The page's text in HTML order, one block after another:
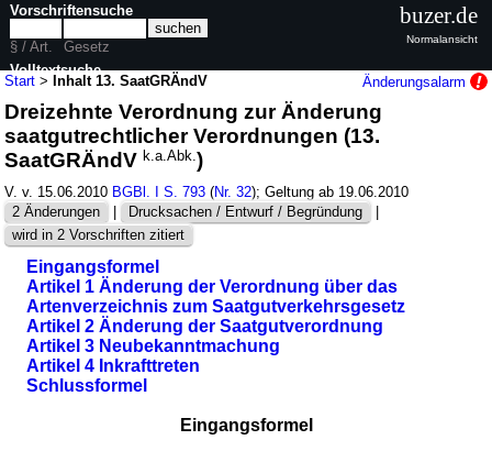
Start >Inhalt 13. SaatGRÄndV Änderungsalarm
Dreizehnte Verordnung zur Änderung
saatgutrechtlicher Verordnungen (13.
SaatGRÄndVk.a.Abk.)
V. v. 15.06.2010 BGBl. I S. 793 (Nr. 32); Geltung ab 19.06.2010
2 Änderungen
| Drucksachen / Entwurf / Begründung
|
wird in 2 Vorschriften zitiert
Eingangsformel
Artikel 1 Änderung der Verordnung über das
Artenverzeichnis zum Saatgutverkehrsgesetz
Artikel 2 Änderung der Saatgutverordnung
Artikel 3 Neubekanntmachung
Artikel 4 Inkrafttreten
Schlussformel
Eingangsformel
Vorschriftensuche
§ / Art.
Gesetz
Volltextsuche
nur in 13. SaatGRÄndV
buzer.de
Normalansicht